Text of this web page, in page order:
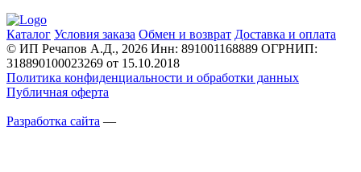
Каталог Условия заказа Обмен и возврат Доставка и оплата
© ИП Речапов А.Д., 2026 Инн: 891001168889 ОГРНИП:
318890100023269 от 15.10.2018
Политика конфиденциальности и обработки данных
Публичная оферта
Разработка сайта —